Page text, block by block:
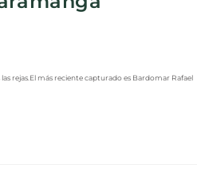
rejas.El más reciente capturado es Bardomar Rafael